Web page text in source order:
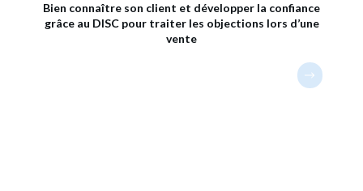
Bien connaître son client et développer la confiance
grâce au DISC pour traiter les objections lors d’une
vente